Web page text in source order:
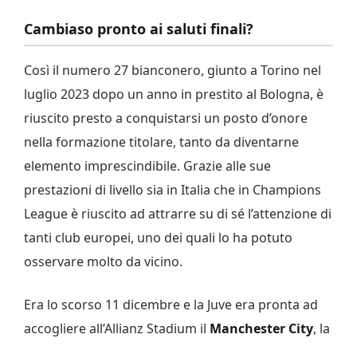
Cambiaso pronto ai saluti finali?
Così il numero 27 bianconero, giunto a Torino nel
luglio 2023 dopo un anno in prestito al Bologna, è
riuscito presto a conquistarsi un posto d’onore
nella formazione titolare, tanto da diventarne
elemento imprescindibile. Grazie alle sue
prestazioni di livello sia in Italia che in Champions
League è riuscito ad attrarre su di sé l’attenzione di
tanti club europei, uno dei quali lo ha potuto
osservare molto da vicino.
Era lo scorso 11 dicembre e la Juve era pronta ad
accogliere all’Allianz Stadium il Manchester City, la